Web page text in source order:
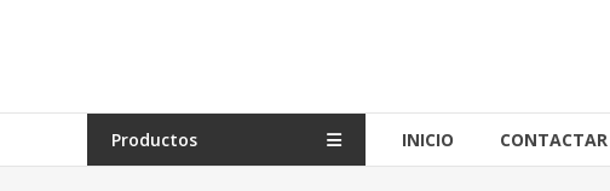
Productos INICIO CONTACTAR